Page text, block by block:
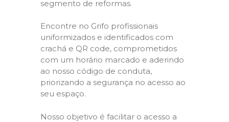
segmento de reformas.
Encontre no Grifo profissionais
uniformizados e identificados com
crachá e QR code, comprometidos
com um horário marcado e aderindo
ao nosso código de conduta,
priorizando a segurança no acesso ao
seu espaço.
Nosso objetivo é facilitar o acesso a